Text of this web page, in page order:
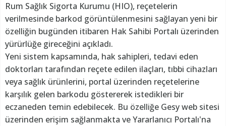
Rum Sağlık Sigorta Kurumu (HIO), reçetelerin
verilmesinde barkod görüntülenmesini sağlayan yeni bir
özelliğin bugünden itibaren Hak Sahibi Portalı üzerinden
yürürlüğe gireceğini açıkladı.
Yeni sistem kapsamında, hak sahipleri, tedavi eden
doktorları tarafından reçete edilen ilaçları, tıbbi cihazları
veya sağlık ürünlerini, portal üzerinden reçetelerine
karşılık gelen barkodu göstererek istedikleri bir
eczaneden temin edebilecek. Bu özelliğe Gesy web sitesi
üzerinden erişim sağlanmakta ve Yararlanıcı Portalı'na